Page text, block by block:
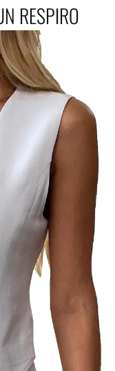
RESPIRO